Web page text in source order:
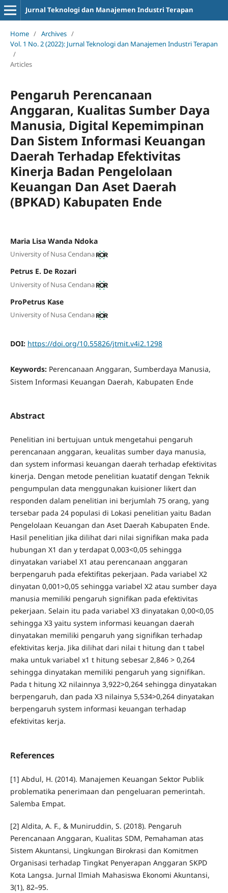
Jurnal Teknologi dan Manajemen Industri Terapan
Home / Archives /
Vol. 1 No. 2 (2022): Jurnal Teknologi dan Manajemen Industri Terapan
/
Articles
Pengaruh Perencanaan
Anggaran, Kualitas Sumber Daya
Manusia, Digital Kepemimpinan
Dan Sistem Informasi Keuangan
Daerah Terhadap Efektivitas
Kinerja Badan Pengelolaan
Keuangan Dan Aset Daerah
(BPKAD) Kabupaten Ende
Maria Lisa Wanda Ndoka
University of Nusa Cendana
Petrus E. De Rozari
University of Nusa Cendana
ProPetrus Kase
University of Nusa Cendana
DOI: https://doi.org/10.55826/jtmit.v4i2.1298
Keywords: Perencanaan Anggaran, Sumberdaya Manusia,
Sistem Informasi Keuangan Daerah, Kabupaten Ende
Abstract
Penelitian ini bertujuan untuk mengetahui pengaruh
perencanaan anggaran, keualitas sumber daya manusia,
dan system informasi keuangan daerah terhadap efektivitas
kinerja. Dengan metode penelitian kuatatif dengan Teknik
pengumpulan data menggunakan kuisioner likert dan
responden dalam penelitian ini berjumlah 75 orang, yang
tersebar pada 24 populasi di Lokasi penelitian yaitu Badan
Pengelolaan Keuangan dan Aset Daerah Kabupaten Ende.
Hasil penelitian jika dilihat dari nilai signifikan maka pada
hubungan X1 dan y terdapat 0,003<0,05 sehingga
dinyatakan variabel X1 atau perencanaan anggaran
berpengaruh pada efektifitas pekerjaan. Pada variabel X2
dinyatan 0,001>0,05 sehingga variabel X2 atau sumber daya
manusia memiliki pengaruh signifikan pada efektivitas
pekerjaan. Selain itu pada variabel X3 dinyatakan 0,00<0,05
sehingga X3 yaitu system informasi keuangan daerah
dinyatakan memiliki pengaruh yang signifikan terhadap
efektivitas kerja. Jika dilihat dari nilai t hitung dan t tabel
maka untuk variabel x1 t hitung sebesar 2,846 > 0,264
sehingga dinyatakan memiliki pengaruh yang signifikan.
Pada t hitung X2 nilainnya 3,922>0,264 sehingga dinyatakan
berpengaruh, dan pada X3 nilainya 5,534>0,264 dinyatakan
berpengaruh system informasi keuangan terhadap
efektivitas kerja.
References
[1] Abdul, H. (2014). Manajemen Keuangan Sektor Publik
problematika penerimaan dan pengeluaran pemerintah.
Salemba Empat.
[2] Aldita, A. F., & Muniruddin, S. (2018). Pengaruh
Perencanaan Anggaran, Kualitas SDM, Pemahaman atas
Sistem Akuntansi, Lingkungan Birokrasi dan Komitmen
Organisasi terhadap Tingkat Penyerapan Anggaran SKPD
Kota Langsa. Jurnal Ilmiah Mahasiswa Ekonomi Akuntansi,
3(1), 82–95.